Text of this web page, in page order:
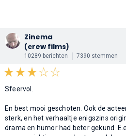
Zinema
(crew films)
10289 berichten 7390 stemmen
Sfeervol.
En best mooi geschoten. Ook de
sterk, en het verhaaltje enigszins
drama en humor had beter gekund.